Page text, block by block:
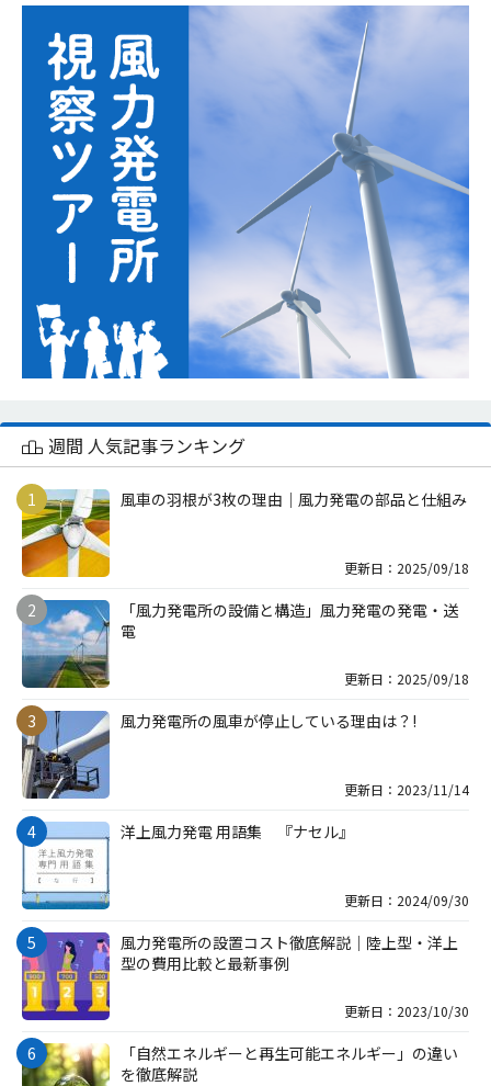
週間 人気記事ランキング
風車の羽根が3枚の理由｜風力発電の部品と仕組み
更新日：2025/09/18
「風力発電所の設備と構造」風力発電の発電・送
電
更新日：2025/09/18
風力発電所の風車が停止している理由は？!
更新日：2023/11/14
洋上風力発電 用語集 『ナセル』
更新日：2024/09/30
風力発電所の設置コスト徹底解説｜陸上型・洋上
型の費用比較と最新事例
更新日：2023/10/30
「自然エネルギーと再生可能エネルギー」の違い
を徹底解説